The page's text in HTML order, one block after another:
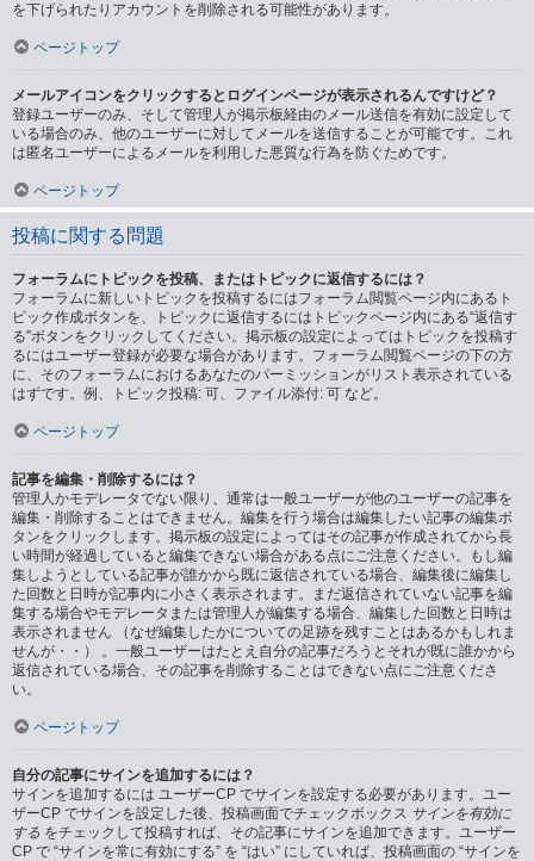
を下げられたりアカウントを削除される可能性があります。
ページトップ
メールアイコンをクリックするとログインページが表示されるんですけど？
登録ユーザーのみ、そして管理人が掲示板経由のメール送信を有効に設定して
いる場合のみ、他のユーザーに対してメールを送信することが可能です。これ
は匿名ユーザーによるメールを利用した悪質な行為を防ぐためです。
ページトップ
投稿に関する問題
フォーラムにトピックを投稿、またはトピックに返信するには？
フォーラムに新しいトピックを投稿するにはフォーラム閲覧ページ内にあるト
ピック作成ボタンを、トピックに返信するにはトピックページ内にある“返信す
る”ボタンをクリックしてください。掲示板の設定によってはトピックを投稿す
るにはユーザー登録が必要な場合があります。フォーラム閲覧ページの下の方
に、そのフォーラムにおけるあなたのパーミッションがリスト表示されている
はずです。例、トピック投稿: 可、ファイル添付: 可 など。
ページトップ
記事を編集・削除するには？
管理人かモデレータでない限り、通常は一般ユーザーが他のユーザーの記事を
編集・削除することはできません。編集を行う場合は編集したい記事の編集ボ
タンをクリックします。掲示板の設定によってはその記事が作成されてから長
い時間が経過していると編集できない場合がある点にご注意ください。もし編
集しようとしている記事が誰かから既に返信されている場合、編集後に編集し
た回数と日時が記事内に小さく表示されます。まだ返信されていない記事を編
集する場合やモデレータまたは管理人が編集する場合、編集した回数と日時は
表示されません （なぜ編集したかについての足跡を残すことはあるかもしれま
せんが・・） 。一般ユーザーはたとえ自分の記事だろうとそれが既に誰かから
返信されている場合、その記事を削除することはできない点にご注意くださ
い。
ページトップ
自分の記事にサインを追加するには？
サインを追加するには ユーザーCP でサインを設定する必要があります。ユー
ザーCP でサインを設定した後、投稿画面でチェックボックス サインを有効に
する をチェックして投稿すれば、その記事にサインを追加できます。ユーザー
CP で “サインを常に有効にする” を “はい” にしていれば、投稿画面の “サインを